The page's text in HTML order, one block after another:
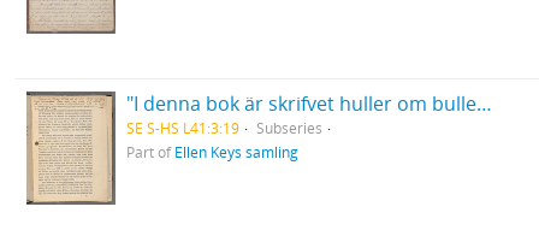
"I denna bok är skrifvet huller om buller, från 1901 och nu 1906 - ingen riktig följd".
SE S-HS L41:3:19
Subseries
Part ofEllen Keys samling